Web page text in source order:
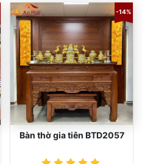
-14%
Bàn thờ gia tiên BTD2057